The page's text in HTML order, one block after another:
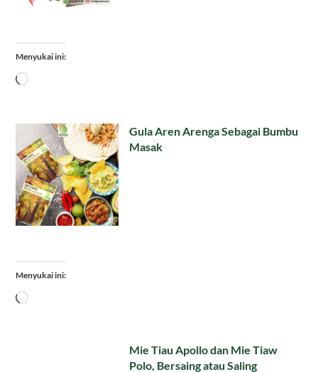
Menyukai ini:
Memuat...
Gula Aren Arenga Sebagai Bumbu
Masak
Menyukai ini:
Memuat...
Mie Tiau Apollo dan Mie Tiaw
Polo, Bersaing atau Saling